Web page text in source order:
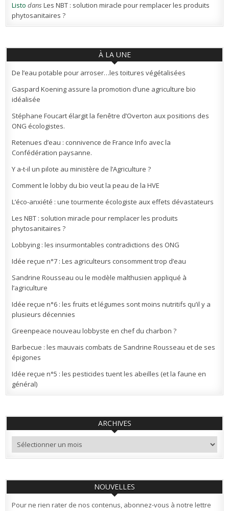
Listo dansLes NBT : solution miracle pour remplacer les produits
phytosanitaires ?
À LA UNE
De l’eau potable pour arroser…les toitures végétalisées
Gaspard Koening assure la promotion d’une agriculture bio
idéalisée
Stéphane Foucart élargit la fenêtre d’Overton aux positions des
ONG écologistes.
Retenues d’eau : connivence de France Info avec la
Confédération paysanne.
Y a-t-il un pilote au ministère de l’Agriculture ?
Comment le lobby du bio veut la peau de la HVE
L’éco-anxiété : une tourmente écologiste aux effets dévastateurs
Les NBT : solution miracle pour remplacer les produits
phytosanitaires ?
Lobbying : les insurmontables contradictions des ONG
Idée reçue n°7 : Les agriculteurs consomment trop d’eau
Sandrine Rousseau ou le modèle malthusien appliqué à
l’agriculture
Idée reçue n°6 : les fruits et légumes sont moins nutritifs qu’il y a
plusieurs décennies
Greenpeace nouveau lobbyste en chef du charbon ?
Barbecue : les mauvais combats de Sandrine Rousseau et de ses
épigones
Idée reçue n°5 : les pesticides tuent les abeilles (et la faune en
général)
ARCHIVES
Archives
NOUVELLES
Pour ne rien rater de nos contenus, abonnez-vous à notre lettre